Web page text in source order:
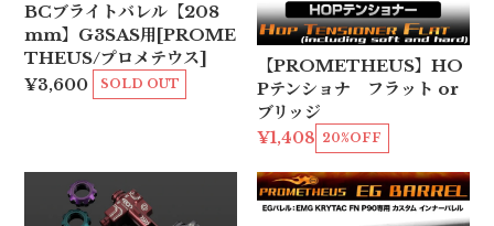
BCブライトバレル【208
mm】G3SAS用[PROME
THEUS/プロメテウス]
¥3,600 SOLD OUT
【PROMETHEUS】HO
Pテンショナ フラット or
ブリッジ
¥1,408 20%OFF